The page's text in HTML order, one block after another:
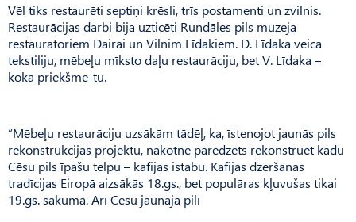
Vēl tiks restaurēti septiņi krēsli, trīs postamenti un zvilnis.
Restaurācijas darbi bija uzticēti Rundāles pils muzeja
restauratoriem Dairai un Vilnim Līdakiem. D. Līdaka veica
tekstiliju, mēbeļu mīksto daļu restaurāciju, bet V. Līdaka –
koka priekšme-tu.
“Mēbeļu restaurāciju uzsākām tādēļ, ka, īstenojot jaunās pils
rekonstrukcijas projektu, nākotnē paredzēts rekonstruēt kādu
Cēsu pils īpašu telpu – kafijas istabu. Kafijas dzeršanas
tradīcijas Eiropā aizsākās 18.gs., bet populāras kļuvušas tikai
19.gs. sākumā. Arī Cēsu jaunajā pilī